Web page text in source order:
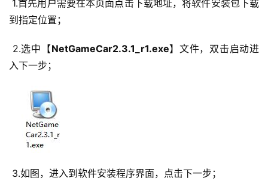
到指定位置；
2.选中【NetGameCar2.3.1_r1.exe】文件，双击启动进
入下一步；
3.如图，进入到软件安装程序界面，点击下一步；